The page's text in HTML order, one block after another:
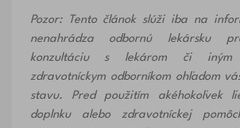
Pozor: Tento článok slúži iba na
nenahrádza odbornú lekársku
konzultáciu s lekárom či iným
zdravotníckym odborníkom ohľadom
stavu. Pred použitím akéhokoľvek
doplnku alebo zdravotníckej